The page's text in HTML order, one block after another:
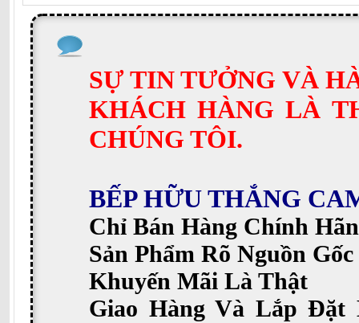
SỰ TIN TƯỞNG VÀ
KHÁCH HÀNG LÀ
CHÚNG TÔI.
BẾP HỮU THẮNG
Chỉ Bán Hàng Chính
Sản Phẩm Rõ Nguồn
Khuyến Mãi Là Thật
Giao Hàng Và Lắp Đặt